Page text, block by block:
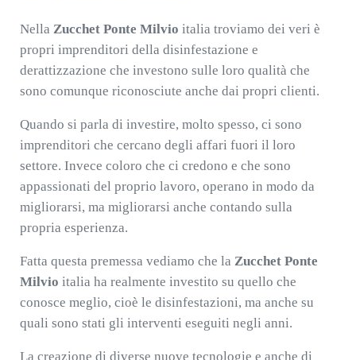
Nella Zucchet Ponte Milvio italia troviamo dei veri è
propri imprenditori della disinfestazione e
derattizzazione che investono sulle loro qualità che
sono comunque riconosciute anche dai propri clienti.
Quando si parla di investire, molto spesso, ci sono
imprenditori che cercano degli affari fuori il loro
settore. Invece coloro che ci credono e che sono
appassionati del proprio lavoro, operano in modo da
migliorarsi, ma migliorarsi anche contando sulla
propria esperienza.
Fatta questa premessa vediamo che la Zucchet Ponte
Milvio italia ha realmente investito su quello che
conosce meglio, cioè le disinfestazioni, ma anche su
quali sono stati gli interventi eseguiti negli anni.
La creazione di diverse nuove tecnologie e anche di